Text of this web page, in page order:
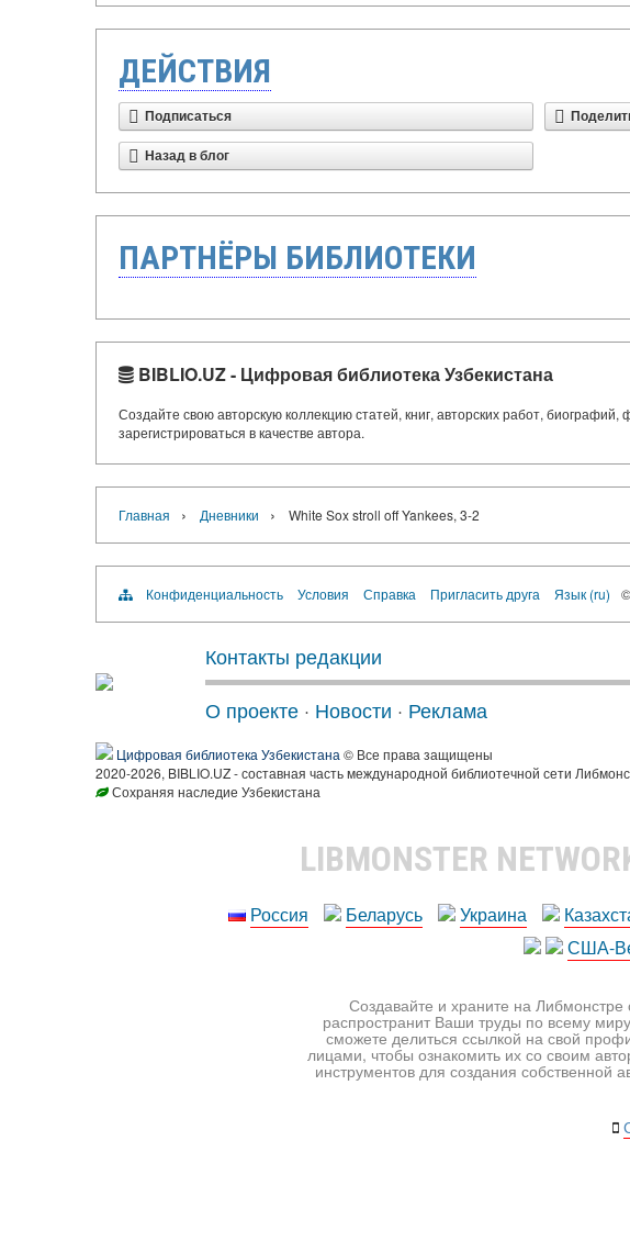
ДЕЙСТВИЯ
Подписаться
Назад в блог
ПАРТНЁРЫ БИБЛИОТЕКИ
BIBLIO.UZ - Цифровая библиотека Узбекистана
Создайте свою авторскую коллекцию статей, книг, авторских работ,
зарегистрироваться в качестве автора.
Главная › Дневники › White Sox stroll off Yankees, 3-2
Конфиденциальность Условия Справка Пригласить друга Язык (ru)
Контакты редакции
О проекте · Новости · Реклама
Цифровая библиотека Узбекистана © Все права защищены
2020-2026, BIBLIO.UZ - составная часть международной библиотечной сети
Сохраняя наследие Узбекистана
LIBMONSTER
Россия Беларусь Украина
США-
Создавайте и храните на
распространит Ваши труды по всему
сможете делиться ссылкой на свой
лицами, чтобы ознакомить их со своим
инструментов для создания собственной